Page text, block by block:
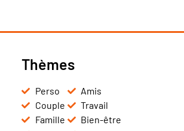
Thèmes
Perso
Couple
Famille
Amis
Travail
Bien-être